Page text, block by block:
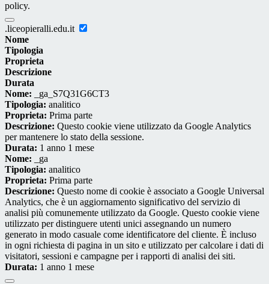
policy.
.liceopieralli.edu.it
Nome
Tipologia
Proprieta
Descrizione
Durata
Nome: _ga_S7Q31G6CT3
Tipologia: analitico
Proprieta: Prima parte
Descrizione: Questo cookie viene utilizzato da Google Analytics
per mantenere lo stato della sessione.
Durata: 1 anno 1 mese
Nome: _ga
Tipologia: analitico
Proprieta: Prima parte
Descrizione: Questo nome di cookie è associato a Google Universal
Analytics, che è un aggiornamento significativo del servizio di
analisi più comunemente utilizzato da Google. Questo cookie viene
utilizzato per distinguere utenti unici assegnando un numero
generato in modo casuale come identificatore del cliente. È incluso
in ogni richiesta di pagina in un sito e utilizzato per calcolare i dati di
visitatori, sessioni e campagne per i rapporti di analisi dei siti.
Durata: 1 anno 1 mese